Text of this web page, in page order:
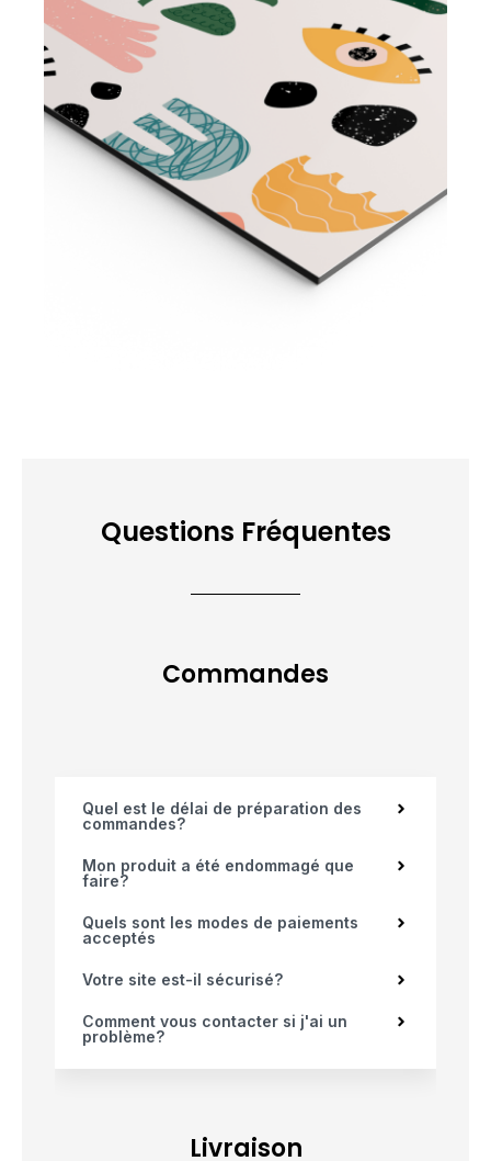
Questions Fréquentes
Commandes
Quel est le délai de préparation des
commandes?
Mon produit a été endommagé que
faire?
Quels sont les modes de paiements
acceptés
Votre site est-il sécurisé?
Comment vous contacter si j'ai un
problème?
Livraison